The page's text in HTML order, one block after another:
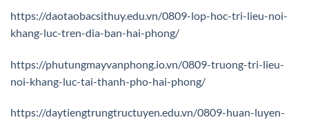
https://daotaobacsithuy.edu.vn/0809-lop-hoc-tri-lieu-noi-
khang-luc-tren-dia-ban-hai-phong/
https://phutungmayvanphong.io.vn/0809-truong-tri-lieu-
noi-khang-luc-tai-thanh-pho-hai-phong/
https://daytiengtrungtructuyen.edu.vn/0809-huan-luyen-